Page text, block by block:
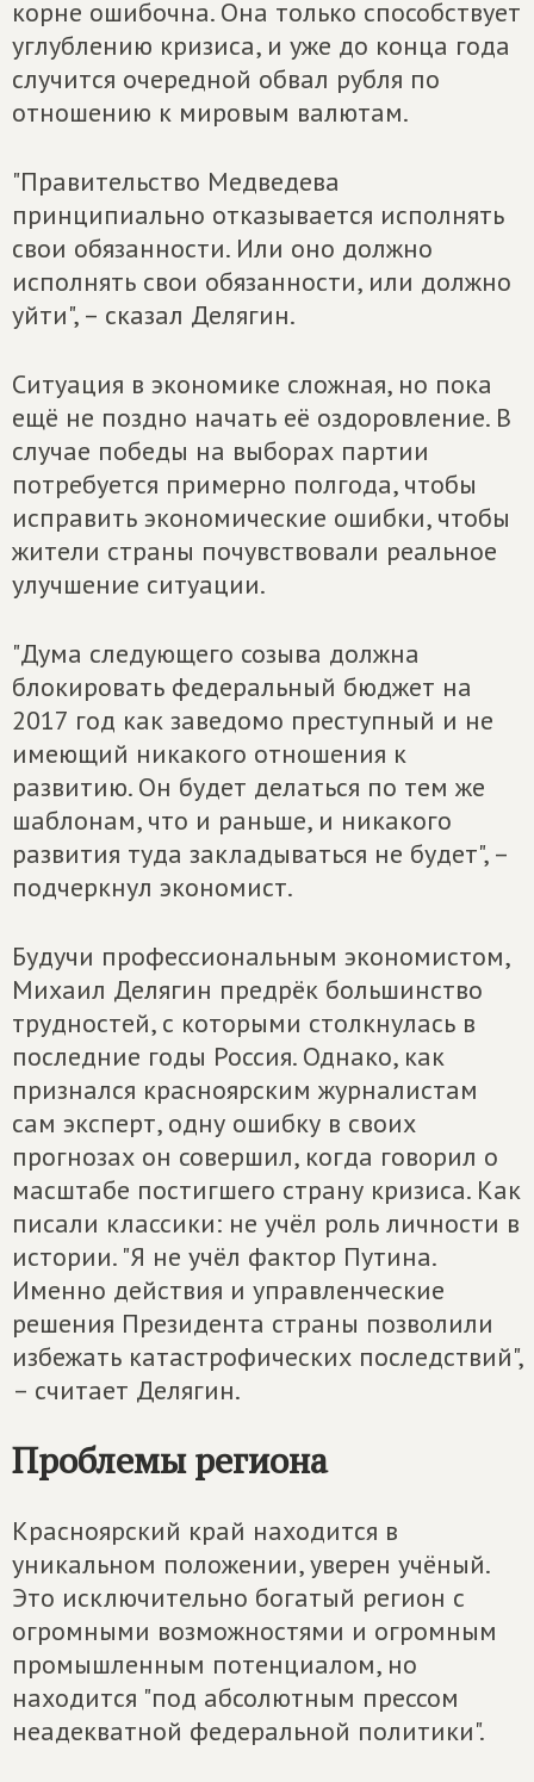
корне ошибочна. Она только способствует
углублению кризиса, и уже до конца года
случится очередной обвал рубля по
отношению к мировым валютам.
"Правительство Медведева
принципиально отказывается исполнять
свои обязанности. Или оно должно
исполнять свои обязанности, или должно
уйти", – сказал Делягин.
Ситуация в экономике сложная, но пока
ещё не поздно начать её оздоровление. В
случае победы на выборах партии
потребуется примерно полгода, чтобы
исправить экономические ошибки, чтобы
жители страны почувствовали реальное
улучшение ситуации.
"Дума следующего созыва должна
блокировать федеральный бюджет на
2017 год как заведомо преступный и не
имеющий никакого отношения к
развитию. Он будет делаться по тем же
шаблонам, что и раньше, и никакого
развития туда закладываться не будет", –
подчеркнул экономист.
Будучи профессиональным экономистом,
Михаил Делягин предрёк большинство
трудностей, с которыми столкнулась в
последние годы Россия. Однако, как
признался красноярским журналистам
сам эксперт, одну ошибку в своих
прогнозах он совершил, когда говорил о
масштабе постигшего страну кризиса. Как
писали классики: не учёл роль личности в
истории. "Я не учёл фактор Путина.
Именно действия и управленческие
решения Президента страны позволили
избежать катастрофических последствий",
– считает Делягин.
Проблемы региона
Красноярский край находится в
уникальном положении, уверен учёный.
Это исключительно богатый регион с
огромными возможностями и огромным
промышленным потенциалом, но
находится "под абсолютным прессом
неадекватной федеральной политики".